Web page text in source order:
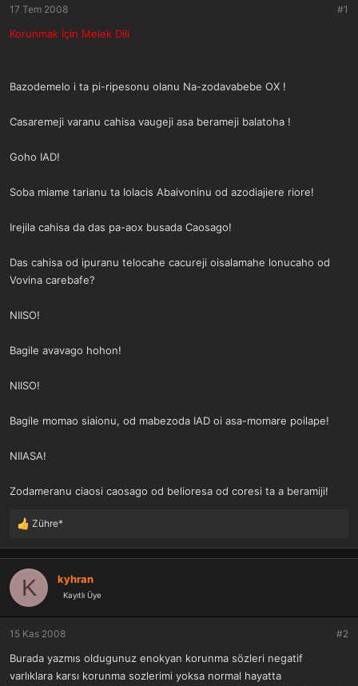
a
ş
a
t
h
17 Tem 2008 #1
Korunmak İçin Melek Dili
Bazodemelo i ta pi-ripesonu olanu Na-zodavabebe OX !
Casaremeji varanu cahisa vaugeji asa berameji balatoha !
Goho IAD!
Soba miame tarianu ta Iolacis Abaivoninu od azodiajiere riore!
Irejila cahisa da das pa-aox busada Caosago!
Das cahisa od ipuranu telocahe cacureji oisalamahe lonucaho od
Vovina carebafe?
NIISO!
Bagile avavago hohon!
NIISO!
Bagile momao siaionu, od mabezoda IAD oi asa-momare poilape!
NIIASA!
Zodameranu ciaosi caosago od belioresa od coresi ta a beramiji!
T
p
k
l
e
r
Zühre*
K kyhran
Kayıtlı Üye
15 Kas 2008 #2
Burada yazmıs oldugunuz enokyan korunma sözleri negatif
varlıklara karsı korunma sozlerimi yoksa normal hayatta